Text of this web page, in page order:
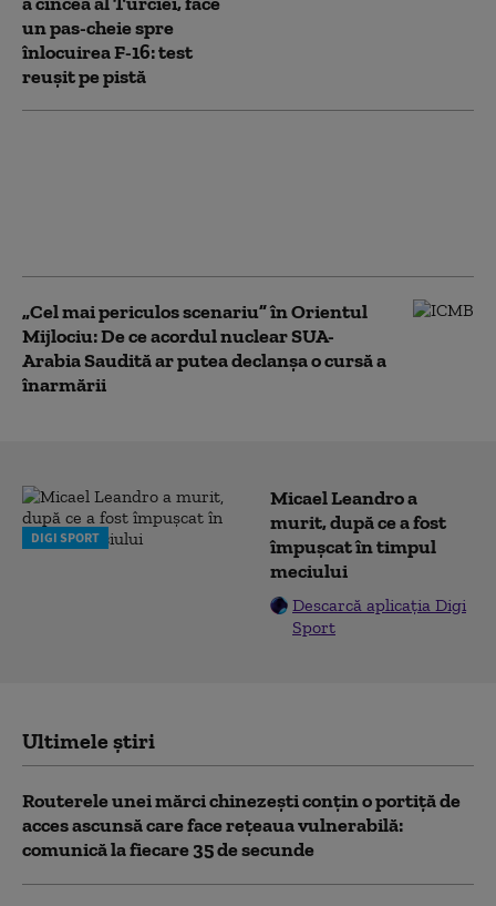
un pas-cheie spre
înlocuirea F-16: test
reușit pe pistă
„Cel mai periculos scenariu” în Orientul
Mijlociu: De ce acordul nuclear SUA-
Arabia Saudită ar putea declanșa o cursă a
înarmării
DIGI SPORT
Micael Leandro a
murit, după ce a fost
împușcat în timpul
meciului
Descarcă aplicația Digi
Sport
Ultimele știri
Routerele unei mărci chinezești conțin o portiță de
acces ascunsă care face rețeaua vulnerabilă:
comunică la fiecare 35 de secunde